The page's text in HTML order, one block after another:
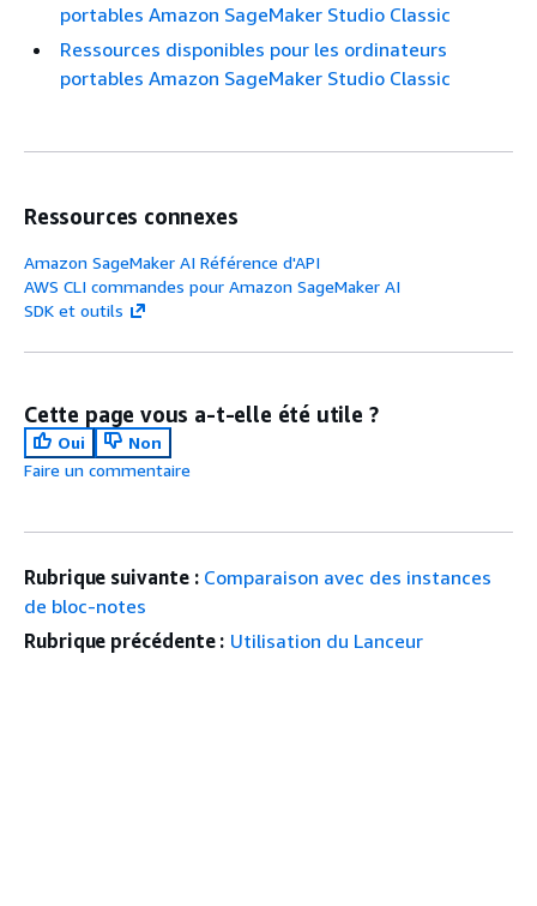
portables Amazon SageMaker Studio Classic
Ressources disponibles pour les ordinateurs
portables Amazon SageMaker Studio Classic
Ressources connexes
Amazon SageMaker AI Référence d'API
AWS CLI commandes pour Amazon SageMaker AI
SDK et outils
Cette page vous a-t-elle été utile ?
Oui
Non
Faire un commentaire
Rubrique suivante : Comparaison avec des instances
de bloc-notes
Rubrique précédente : Utilisation du Lanceur